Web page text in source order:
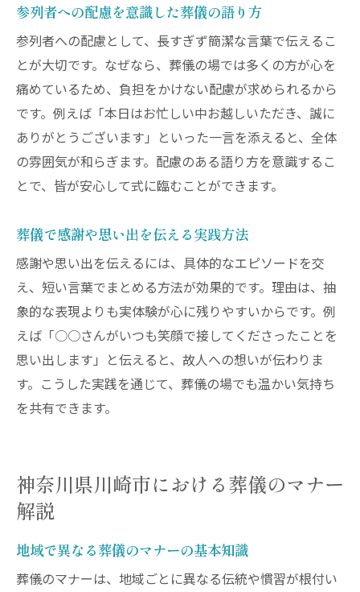
参列者への配慮を意識した葬儀の語り方
参列者への配慮として、長すぎず簡潔な言葉で伝えるこ
とが大切です。なぜなら、葬儀の場では多くの方が心を
痛めているため、負担をかけない配慮が求められるから
です。例えば「本日はお忙しい中お越しいただき、誠に
ありがとうございます」といった一言を添えると、全体
の雰囲気が和らぎます。配慮のある語り方を意識するこ
とで、皆が安心して式に臨むことができます。
葬儀で感謝や思い出を伝える実践方法
感謝や思い出を伝えるには、具体的なエピソードを交
え、短い言葉でまとめる方法が効果的です。理由は、抽
象的な表現よりも実体験が心に残りやすいからです。例
えば「○○さんがいつも笑顔で接してくださったことを
思い出します」と伝えると、故人への想いが伝わりま
す。こうした実践を通じて、葬儀の場でも温かい気持ち
を共有できます。
神奈川県川崎市における葬儀のマナー
解説
地域で異なる葬儀のマナーの基本知識
葬儀のマナーは、地域ごとに異なる伝統や慣習が根付い